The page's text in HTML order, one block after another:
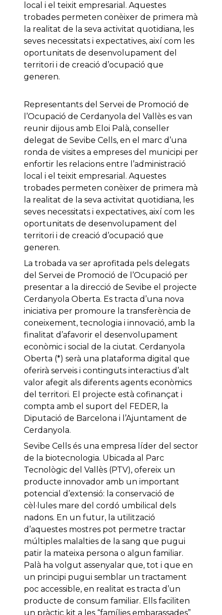
local i el teixit empresarial. Aquestes
trobades permeten conèixer de primera mà
la realitat de la seva activitat quotidiana, les
seves necessitats i expectatives, així com les
oportunitats de desenvolupament del
territori i de creació d’ocupació que
generen.
Representants del Servei de Promoció de
l’Ocupació de Cerdanyola del Vallès es van
reunir dijous amb Eloi Palà, conseller
delegat de Sevibe Cells, en el marc d’una
ronda de visites a empreses del municipi per
enfortir les relacions entre l’administració
local i el teixit empresarial. Aquestes
trobades permeten conèixer de primera mà
la realitat de la seva activitat quotidiana, les
seves necessitats i expectatives, així com les
oportunitats de desenvolupament del
territori i de creació d’ocupació que
generen.
La trobada va ser aprofitada pels delegats
del Servei de Promoció de l’Ocupació per
presentar a la direcció de Sevibe el projecte
Cerdanyola Oberta. Es tracta d’una nova
iniciativa per promoure la transferència de
coneixement, tecnologia i innovació, amb la
finalitat d’afavorir el desenvolupament
econòmic i social de la ciutat. Cerdanyola
Oberta (*) serà una plataforma digital que
oferirà serveis i continguts interactius d’alt
valor afegit als diferents agents econòmics
del territori. El projecte està cofinançat i
compta amb el suport del FEDER, la
Diputació de Barcelona i l’Ajuntament de
Cerdanyola.
Sevibe Cells és una empresa líder del sector
de la biotecnologia. Ubicada al Parc
Tecnològic del Vallès (PTV), ofereix un
producte innovador amb un important
potencial d’extensió: la conservació de
cèl·lules mare del cordó umbilical dels
nadons. En un futur, la utilització
d’aquestes mostres pot permetre tractar
múltiples malalties de la sang que pugui
patir la mateixa persona o algun familiar.
Palà ha volgut assenyalar que, tot i que en
un principi pugui semblar un tractament
poc accessible, en realitat es tracta d’un
producte de consum familiar. Ells faciliten
un pràctic kit a les “famílies embarassades”